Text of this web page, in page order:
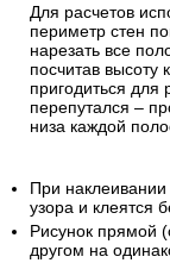
Для расчетов
периметр стен
нарезать все
посчитав высоту
пригодиться для
перепутался –
низа каждой
При наклеивании
узора и клеятся
Рисунок прямой
другом на